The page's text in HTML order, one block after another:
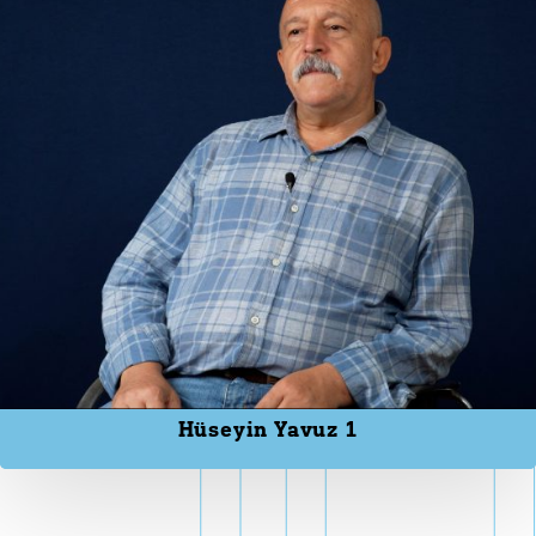
Hüseyin Yavuz 1